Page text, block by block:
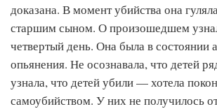
доказана. В момент убийства она
старшим сыном. О произошедшем
четвертый день. Она была в состоянии
опьянения. Не осознавала, что детей
узнала, что детей убили — хотела
самоубийством. У них не получилось